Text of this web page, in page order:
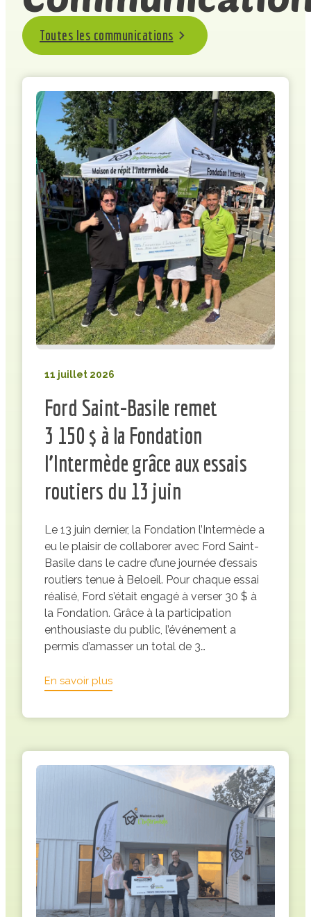
Toutes les communications
11 juillet 2026
Ford Saint-Basile remet
3 150 $ à la Fondation
l’Intermède grâce aux essais
routiers du 13 juin
Le 13 juin dernier, la Fondation l’Intermède a
eu le plaisir de collaborer avec Ford Saint-
Basile dans le cadre d’une journée d’essais
routiers tenue à Beloeil. Pour chaque essai
réalisé, Ford s’était engagé à verser 30 $ à
la Fondation. Grâce à la participation
enthousiaste du public, l’événement a
permis d’amasser un total de 3…
En savoir plus:
Ford
à
Fondation
l’Intermède
aux
essais
routiers
du
13